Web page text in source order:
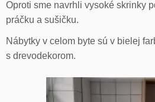
Oproti sme navrhli vysoké skrinky
práčku a sušičku.
Nábytky v celom byte sú v bielej
s drevodekorom.